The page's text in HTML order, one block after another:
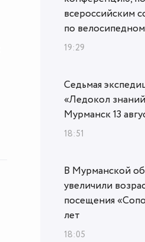
всероссийским
по
19:29
Седьмая
«Ледокол
Мурманск 13
18:51
В Мурманской
увеличили
посещения
лет
18:05